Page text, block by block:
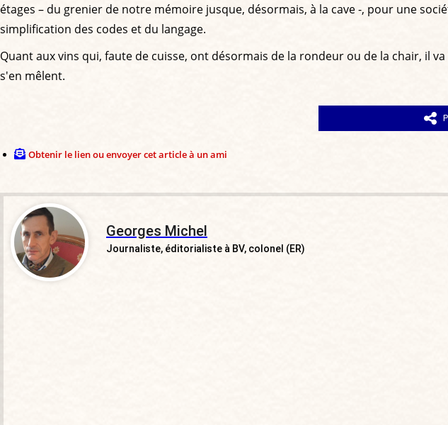
étages – du grenier de notre mémoire jusque, désormais, à la cave -, pour une
simplification des codes et du langage.
Quant aux vins qui, faute de cuisse, ont désormais de la rondeur ou de la chair, il
s'en mêlent.
Obtenir le lien ou envoyer cet article à un ami
Georges Michel
Journaliste, éditorialiste à BV, colonel (ER)